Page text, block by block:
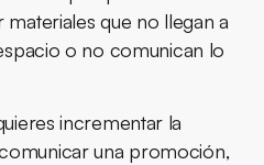
que no llegan a
o no comunican lo
incrementar la
una promoción,